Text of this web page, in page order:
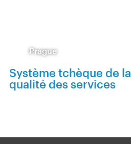
Prague
Système tchèque de la
qualité des services